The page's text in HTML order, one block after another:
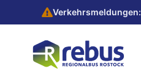
Verkehrsmeldungen: